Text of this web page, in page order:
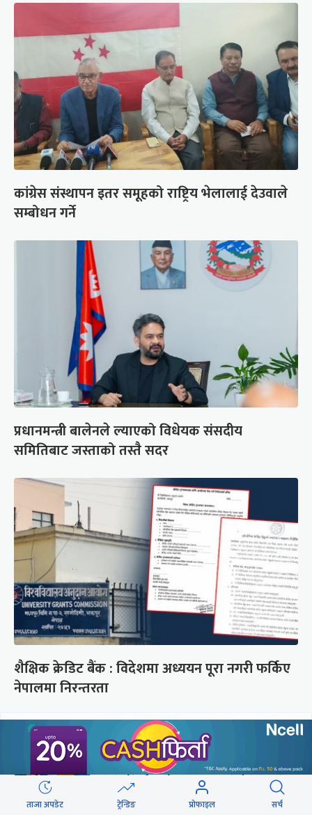
कांग्रेस संस्थापन इतर समूहको राष्ट्रिय भेलालाई देउवाले
सम्बोधन गर्ने
प्रधानमन्त्री बालेनले ल्याएको विधेयक संसदीय
समितिबाट जस्ताको तस्तै सदर
शैक्षिक क्रेडिट बैंक : विदेशमा अध्ययन पूरा नगरी फर्किए
नेपालमा निरन्तरता
छुटाउनुभयो कि ?
संसद्लाई टेर्दैनन् प्रधानमन्त्री, लाचार
छन् सभामुख
ताजा अपडेट ट्रेन्डिङ प्रोफाइल सर्च